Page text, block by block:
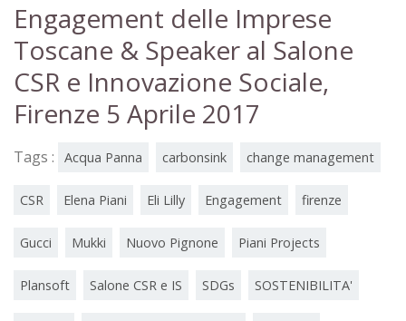
Engagement delle Imprese
Toscane & Speaker al Salone
CSR e Innovazione Sociale,
Firenze 5 Aprile 2017
Tags : Acqua Panna carbonsink change management
CSR Elena Piani Eli Lilly Engagement firenze
Gucci Mukki Nuovo Pignone Piani Projects
Plansoft Salone CSR e IS SDGs SOSTENIBILITA'